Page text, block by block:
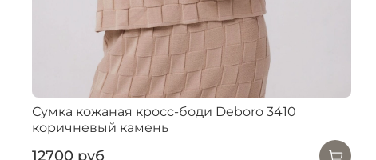
Сумка кожаная кросс-боди Deboro 3410
коричневый камень
12700 руб